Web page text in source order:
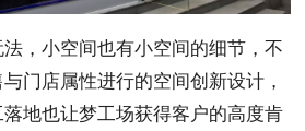
，小空间也有小空间的细节，不
门店属性进行的空间创新设计，
地也让梦工场获得客户的高度肯